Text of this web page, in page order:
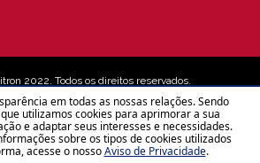
2022. Todos os direitos reservados.
Aviso de Privacidade
em todas as nossas relações. Sendo
utilizamos cookies para aprimorar a sua
e adaptar seus interesses e necessidades.
sobre os tipos de cookies utilizados
acesse o nossoAviso de Privacidade.